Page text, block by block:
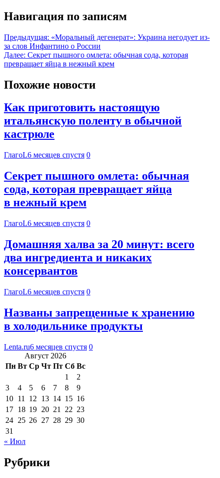
Навигация по записям
Предыдущая: «Моральный дегенерат»: Украина негодует из-
за слов Инфантино о России
Далее: Секрет пышного омлета: обычная сода, которая
превращает яйца в нежный крем
Похожие новости
Как приготовить настоящую
итальянскую поленту в обычной
кастрюле
ГлагоL6 месяцев спустя 0
Секрет пышного омлета: обычная
сода, которая превращает яйца
в нежный крем
ГлагоL6 месяцев спустя 0
Домашняя халва за 20 минут: всего
два ингредиента и никаких
консервантов
ГлагоL6 месяцев спустя 0
Названы запрещенные к хранению
в холодильнике продукты
Lenta.ru6 месяцев спустя 0
Август 2026
Пн Вт Ср Чт Пт Сб Вс
1
2
3
4 5 6 7 8
9
10 11 12 13 14 15 16
17 18 19 20 21 22 23
24 25 26 27 28 29 30
31
« Июл
Рубрики